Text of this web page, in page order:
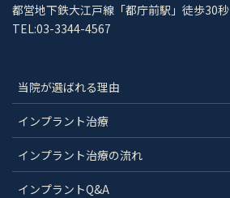
都営地下鉄大江戸線「都庁前駅」徒歩30秒
TEL:03-3344-4567
当院が選ばれる理由
インプラント治療
インプラント治療の流れ
インプラントQ&A